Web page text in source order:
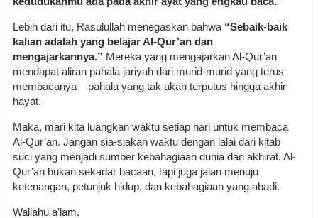
Lebih dari itu, Rasulullah menegaskan bahwa “Sebaik-baik
kalian adalah yang belajar Al-Qur’an dan
mengajarkannya.” Mereka yang mengajarkan Al-Qur’an
mendapat aliran pahala jariyah dari murid-murid yang terus
membacanya – pahala yang tak akan terputus hingga akhir
hayat.
Maka, mari kita luangkan waktu setiap hari untuk membaca
Al-Qur’an. Jangan sia-siakan waktu dengan lalai dari kitab
suci yang menjadi sumber kebahagiaan dunia dan akhirat. Al-
Qur’an bukan sekadar bacaan, tapi juga jalan menuju
ketenangan, petunjuk hidup, dan kebahagiaan yang abadi.
Wallahu a’lam.